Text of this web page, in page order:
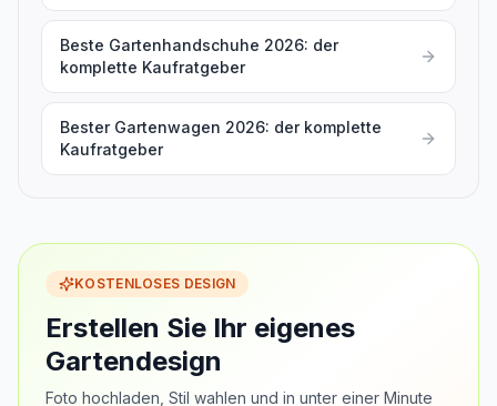
Beste Gartenhandschuhe 2026: der
komplette Kaufratgeber
Bester Gartenwagen 2026: der komplette
Kaufratgeber
KOSTENLOSES DESIGN
Erstellen Sie Ihr eigenes
Gartendesign
Foto hochladen, Stil wahlen und in unter einer Minute